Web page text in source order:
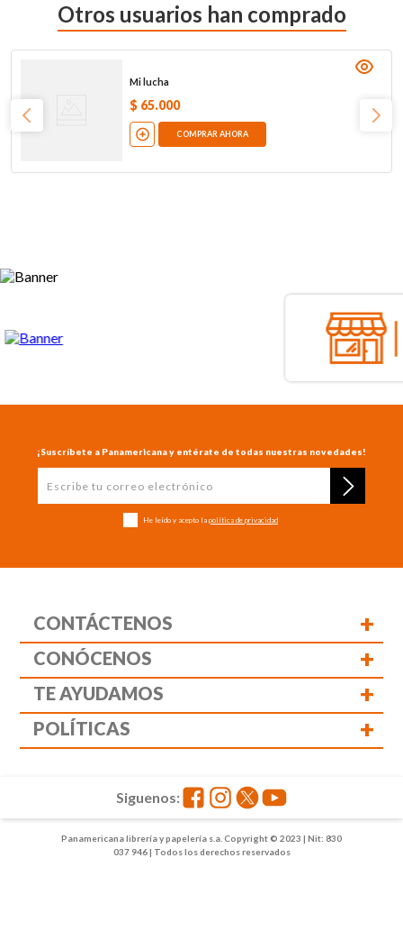
Otros usuarios han comprado
Mi lucha
$ 65.000
COMPRAR AHORA
¡Suscríbete a Panamericana y entérate de todas nuestras novedades!
He leído y acepto la política de privacidad
CONTÁCTENOS +
CONÓCENOS +
TE AYUDAMOS +
POLÍTICAS +
Panamericana librería y papelería s.a. Copyright © 2023 | Nit: 830
037 946 | Todos los derechos reservados
Siguenos: